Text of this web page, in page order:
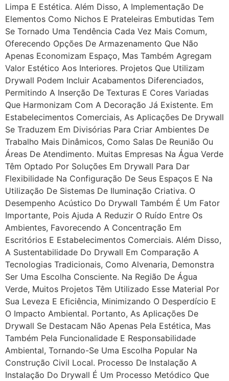
Limpa E Estética. Além Disso, A Implementação De
Elementos Como Nichos E Prateleiras Embutidas Tem
Se Tornado Uma Tendência Cada Vez Mais Comum,
Oferecendo Opções De Armazenamento Que Não
Apenas Economizam Espaço, Mas Também Agregam
Valor Estético Aos Interiores. Projetos Que Utilizam
Drywall Podem Incluir Acabamentos Diferenciados,
Permitindo A Inserção De Texturas E Cores Variadas
Que Harmonizam Com A Decoração Já Existente. Em
Estabelecimentos Comerciais, As Aplicações De Drywall
Se Traduzem Em Divisórias Para Criar Ambientes De
Trabalho Mais Dinâmicos, Como Salas De Reunião Ou
Áreas De Atendimento. Muitas Empresas Na Água Verde
Têm Optado Por Soluções Em Drywall Para Dar
Flexibilidade Na Configuração De Seus Espaços E Na
Utilização De Sistemas De Iluminação Criativa. O
Desempenho Acústico Do Drywall Também É Um Fator
Importante, Pois Ajuda A Reduzir O Ruído Entre Os
Ambientes, Favorecendo A Concentração Em
Escritórios E Estabelecimentos Comerciais. Além Disso,
A Sustentabilidade Do Drywall Em Comparação A
Tecnologias Tradicionais, Como Alvenaria, Demonstra
Ser Uma Escolha Consciente. Na Região De Água
Verde, Muitos Projetos Têm Utilizado Esse Material Por
Sua Leveza E Eficiência, Minimizando O Desperdício E
O Impacto Ambiental. Portanto, As Aplicações De
Drywall Se Destacam Não Apenas Pela Estética, Mas
Também Pela Funcionalidade E Responsabilidade
Ambiental, Tornando-Se Uma Escolha Popular Na
Construção Civil Local. Processo De Instalação A
Instalação Do Drywall É Um Processo Metódico Que